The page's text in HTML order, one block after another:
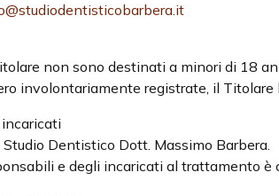
non sono destinati a minori di 18
involontariamente registrate, il
Dentistico Dott. Massimo Barbera.
e degli incaricati al trattamento